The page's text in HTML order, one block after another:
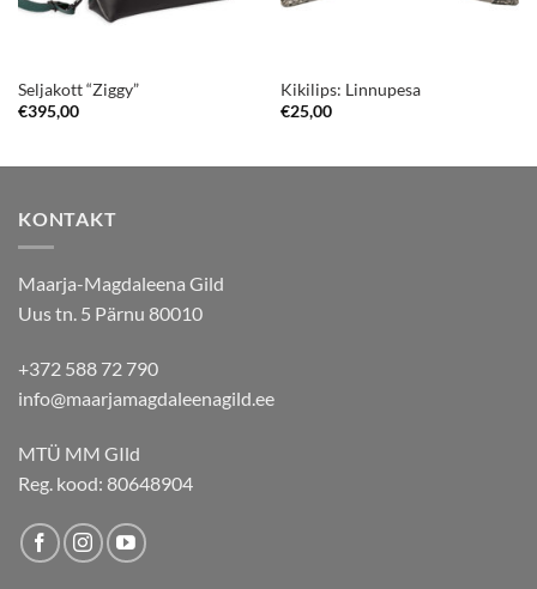
Seljakott “Ziggy”
€395,00
Kikilips: Linnupesa
€25,00
KONTAKT
Maarja-Magdaleena Gild
Uus tn. 5 Pärnu 80010
+372 588 72 790
info@maarjamagdaleenagild.ee
MTÜ MM GIld
Reg. kood: 80648904